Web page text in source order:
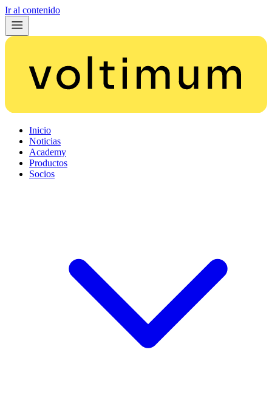
Ir al contenido
Inicio
Noticias
Academy
Productos
Socios